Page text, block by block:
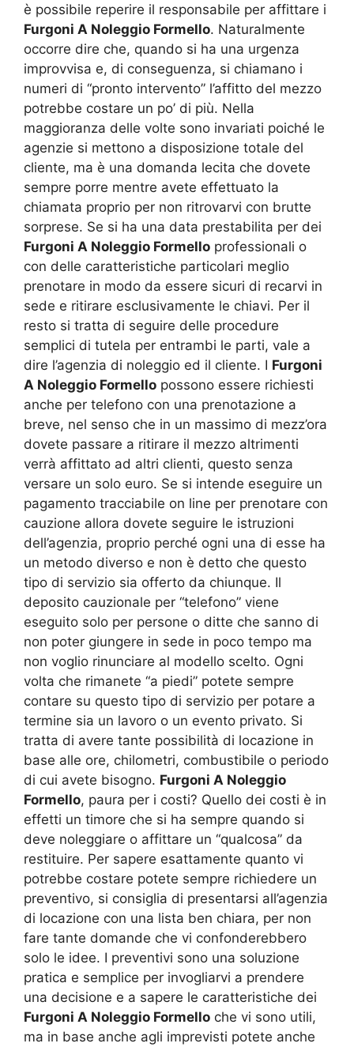
è possibile reperire il responsabile per affittare i
Furgoni A Noleggio Formello. Naturalmente
occorre dire che, quando si ha una urgenza
improvvisa e, di conseguenza, si chiamano i
numeri di “pronto intervento” l’affitto del mezzo
potrebbe costare un po’ di più. Nella
maggioranza delle volte sono invariati poiché le
agenzie si mettono a disposizione totale del
cliente, ma è una domanda lecita che dovete
sempre porre mentre avete effettuato la
chiamata proprio per non ritrovarvi con brutte
sorprese. Se si ha una data prestabilita per dei
Furgoni A Noleggio Formello professionali o
con delle caratteristiche particolari meglio
prenotare in modo da essere sicuri di recarvi in
sede e ritirare esclusivamente le chiavi. Per il
resto si tratta di seguire delle procedure
semplici di tutela per entrambi le parti, vale a
dire l’agenzia di noleggio ed il cliente. I Furgoni
A Noleggio Formello possono essere richiesti
anche per telefono con una prenotazione a
breve, nel senso che in un massimo di mezz’ora
dovete passare a ritirare il mezzo altrimenti
verrà affittato ad altri clienti, questo senza
versare un solo euro. Se si intende eseguire un
pagamento tracciabile on line per prenotare con
cauzione allora dovete seguire le istruzioni
dell’agenzia, proprio perché ogni una di esse ha
un metodo diverso e non è detto che questo
tipo di servizio sia offerto da chiunque. Il
deposito cauzionale per “telefono” viene
eseguito solo per persone o ditte che sanno di
non poter giungere in sede in poco tempo ma
non voglio rinunciare al modello scelto. Ogni
volta che rimanete “a piedi” potete sempre
contare su questo tipo di servizio per potare a
termine sia un lavoro o un evento privato. Si
tratta di avere tante possibilità di locazione in
base alle ore, chilometri, combustibile o periodo
di cui avete bisogno. Furgoni A Noleggio
Formello, paura per i costi? Quello dei costi è in
effetti un timore che si ha sempre quando si
deve noleggiare o affittare un “qualcosa” da
restituire. Per sapere esattamente quanto vi
potrebbe costare potete sempre richiedere un
preventivo, si consiglia di presentarsi all’agenzia
di locazione con una lista ben chiara, per non
fare tante domande che vi confonderebbero
solo le idee. I preventivi sono una soluzione
pratica e semplice per invogliarvi a prendere
una decisione e a sapere le caratteristiche dei
Furgoni A Noleggio Formello che vi sono utili,
ma in base anche agli imprevisti potete anche